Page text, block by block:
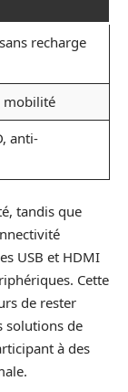
recharge
mobilité
anti-
tandis que
USB et HDMI
Cette
de rester
solutions de
à des